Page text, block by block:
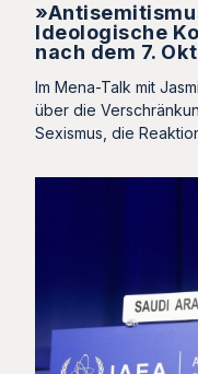
Ideologische
nach dem 7.
Im Mena-Talk mit
über die
Sexismus, die